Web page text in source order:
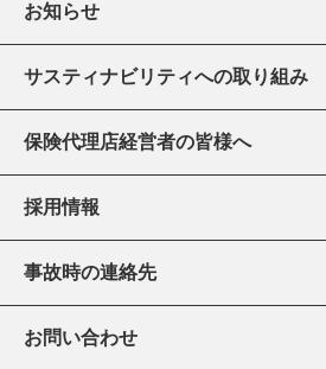
お知らせ
サスティナビリティへの取り組み
保険代理店経営者の皆様へ
採用情報
事故時の連絡先
お問い合わせ